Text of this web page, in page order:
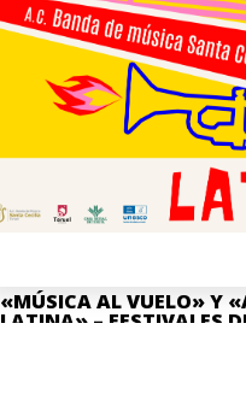
«MÚSICA AL VUELO» Y
LATINA» – FESTIVALES